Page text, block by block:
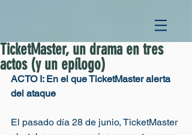
TicketMaster, un drama en tres
actos (y un epílogo)
ACTO I: En el que TicketMaster alerta
del ataque
El pasado día 28 de junio, TicketMaster